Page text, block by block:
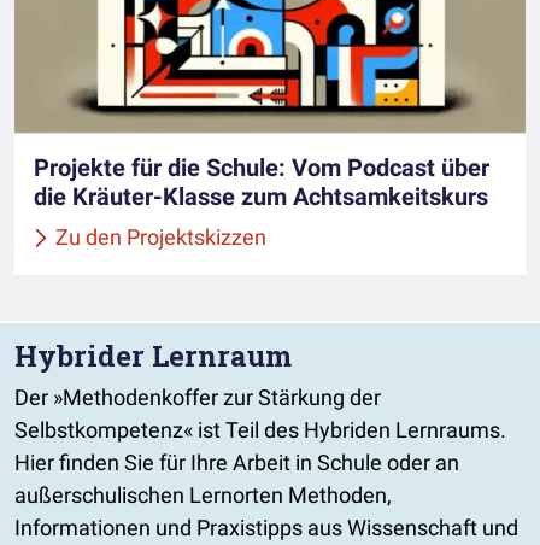
Projekte für die Schule: Vom Podcast über
die Kräuter-Klasse zum Achtsamkeitskurs
Zu den Projektskizzen
Hybrider Lernraum
Der »Methodenkoffer zur Stärkung der
Selbstkompetenz« ist Teil des Hybriden Lernraums.
Hier finden Sie für Ihre Arbeit in Schule oder an
außerschulischen Lernorten Methoden,
Informationen und Praxistipps aus Wissenschaft und